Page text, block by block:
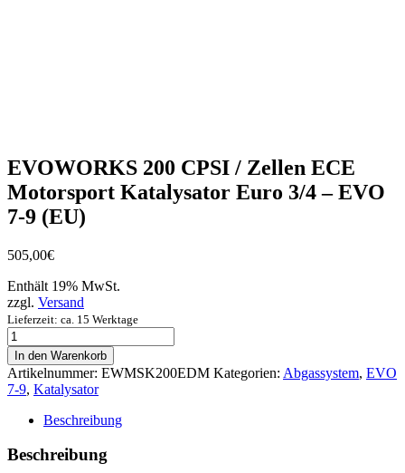
EVOWORKS 200 CPSI / Zellen ECE
Motorsport Katalysator Euro 3/4 – EVO
7-9 (EU)
505,00€
Enthält 19% MwSt.
zzgl. Versand
Lieferzeit: ca. 15 Werktage
EVOWORKS
200
CPSI
/
Zellen
ECE
Motorsport
Katalysator
Euro
In den Warenkorb
Artikelnummer: EWMSK200EDM Kategorien: Abgassystem, EVO
7-9, Katalysator
Beschreibung
Beschreibung